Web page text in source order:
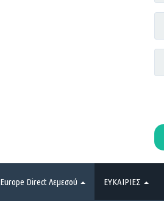
Europe Direct Λεμεσού ΕΥΚΑΙΡΙΕΣ